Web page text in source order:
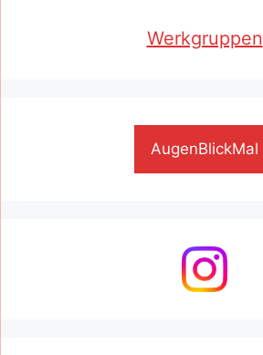
Werkgruppen
AugenBlickMal